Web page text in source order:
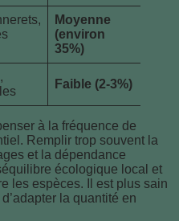
Moyenne
(environ
35%)
Faible (2-3%)
à la fréquence de
Remplir trop souvent la
et la dépendance
écologique local et
les espèces. Il est plus sain
la quantité en